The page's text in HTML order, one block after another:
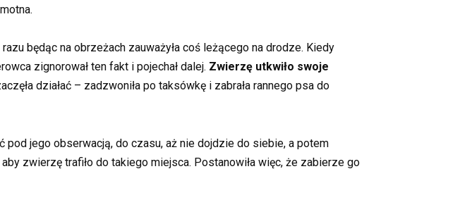
będąc na obrzeżach zauważyła coś leżącego na drodze. Kiedy
zignorował ten fakt i pojechał dalej. Zwierzę utkwiło swoje
działać – zadzwoniła po taksówkę i zabrała rannego psa do
pod jego obserwacją, do czasu, aż nie dojdzie do siebie, a potem
zwierzę trafiło do takiego miejsca. Postanowiła więc, że zabierze go